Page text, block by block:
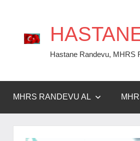
Hastane Randevu, MHRS
MHRS RANDEVU AL